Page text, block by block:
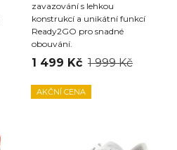
zavazování s lehkou
konstrukcí a unikátní funkcí
Ready2GO pro snadné
obouvání.
1 499 Kč 1 999 Kč
AKČNÍ CENA